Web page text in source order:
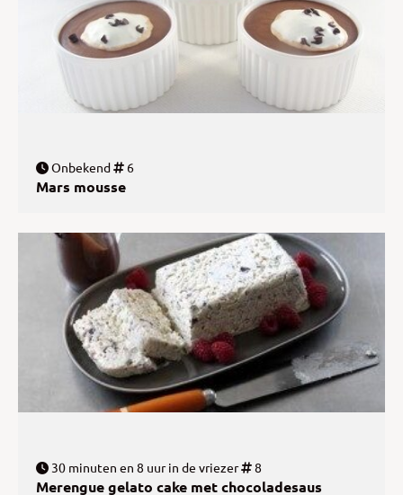
Onbekend 6
Mars mousse
30 minuten en 8 uur in de vriezer 8
Merengue gelato cake met chocoladesaus